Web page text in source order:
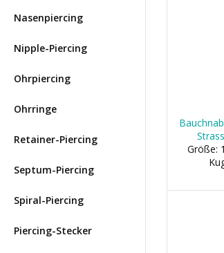
Nasenpiercing
Nipple-Piercing
Ohrpiercing
Ohrringe
Retainer-Piercing
Septum-Piercing
Spiral-Piercing
Piercing-Stecker
Größe: